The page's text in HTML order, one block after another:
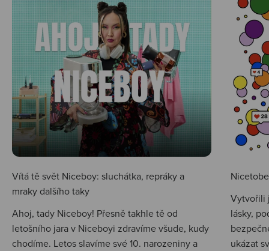
Vítá tě svět Niceboy: sluchátka, repráky a
mraky dalšího taky
Ahoj, tady Niceboy! Přesně takhle tě od
letošního jara v Niceboyi zdravíme všude, kudy
chodíme. Letos slavíme své 10. narozeniny a
Vytvořili
lásky,
ukázat